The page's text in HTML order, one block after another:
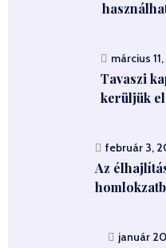
március
Tavaszi
kerüljük el
február 3,
Az
január